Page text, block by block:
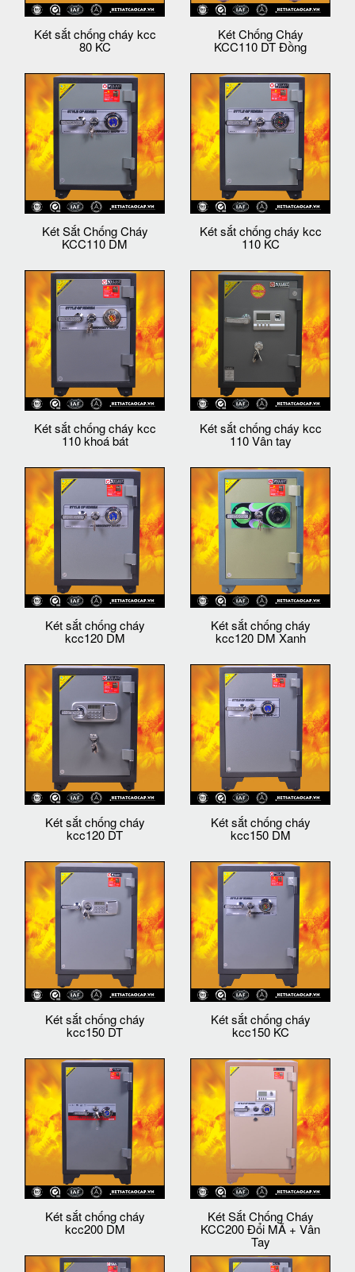
Két sắt chống cháy kcc
80 KC
Két Chống Cháy
KCC110 DT Đồng
Két Sắt Chống Cháy
KCC110 DM
Két sắt chống cháy kcc
110 KC
Két sắt chống cháy kcc
110 khoá bát
Két sắt chống cháy kcc
110 Vân tay
Két sắt chống cháy
kcc120 DM
Két sắt chống cháy
kcc120 DM Xanh
Két sắt chống cháy
kcc120 DT
Két sắt chống cháy
kcc150 DM
Két sắt chống cháy
kcc150 DT
Két sắt chống cháy
kcc150 KC
Két sắt chống cháy
kcc200 DM
Két Sắt Chống Cháy
KCC200 Đổi MÃ + Vân
Tay